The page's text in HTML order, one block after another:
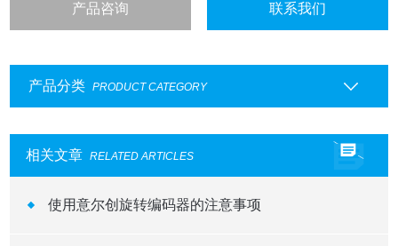
产品咨询 联系我们
产品分类 PRODUCT CATEGORY
相关文章 RELATED ARTICLES
使用意尔创旋转编码器的注意事项